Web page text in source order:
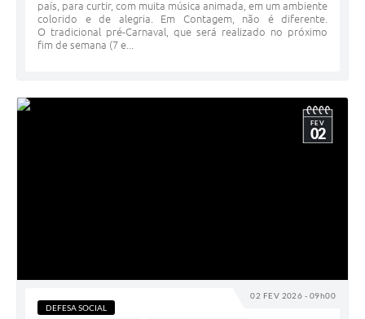
país, para curtir, com muita música animada, em um ambiente
colorido e de alegria. Em Contagem, não é diferente.
O tradicional pré-Carnaval, que será realizado no próximo
fim de semana (7 e...
02 FEV 2026 - 09h00
FEV
02
DEFESA SOCIAL